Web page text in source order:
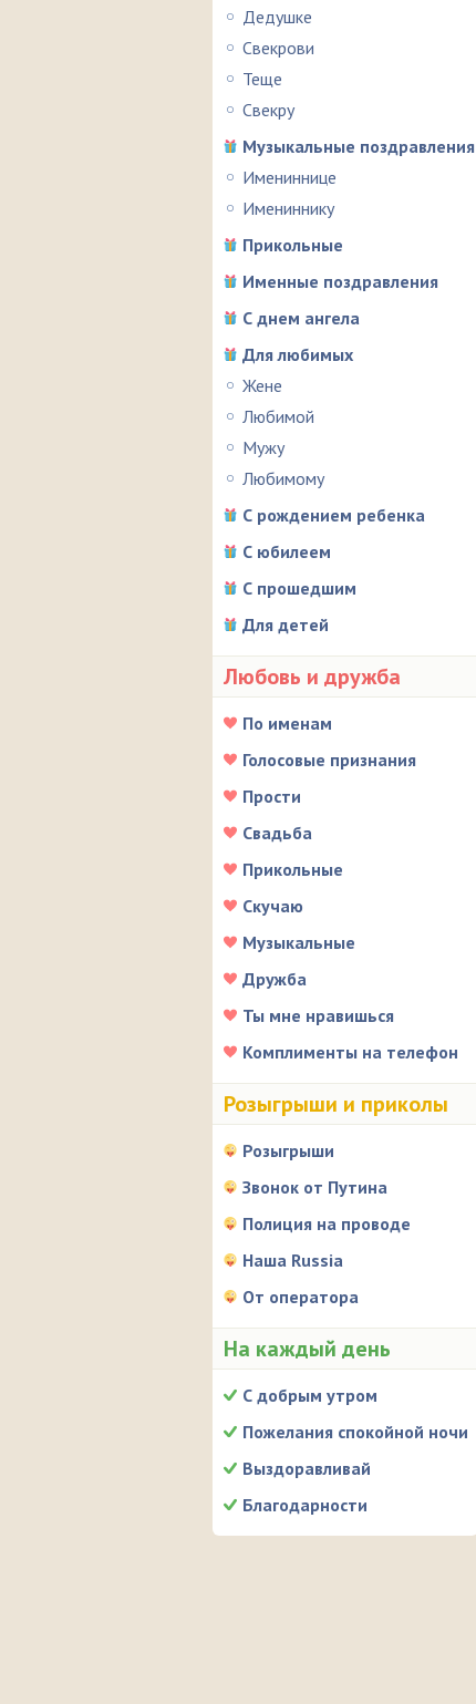
Дедушке
Свекрови
Теще
Свекру
Музыкальные поздравления
Имениннице
Имениннику
Прикольные
Именные поздравления
С днем ангела
Для любимых
Жене
Любимой
Мужу
Любимому
С рождением ребенка
С юбилеем
С прошедшим
Для детей
Любовь и дружба
По именам
Голосовые признания
Прости
Свадьба
Прикольные
Скучаю
Музыкальные
Дружба
Ты мне нравишься
Комплименты на телефон
Розыгрыши и приколы
Розыгрыши
Звонок от Путина
Полиция на проводе
Наша Russia
От оператора
На каждый день
С добрым утром
Пожелания спокойной ночи
Выздоравливай
Благодарности